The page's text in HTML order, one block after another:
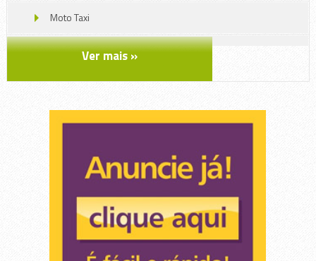
Moto Taxi
Móveis
Serviços
Ver mais »